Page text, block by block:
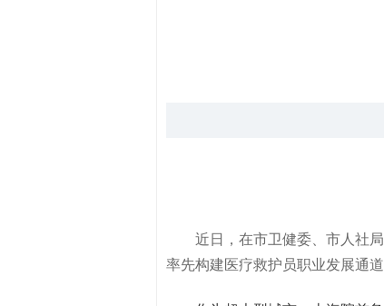
近日，在市卫健委、市人社
率先构建医疗救护员职业发展通